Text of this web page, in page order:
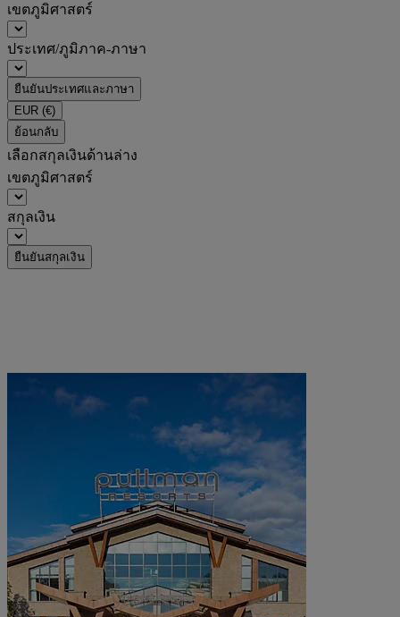
เขตภูมิศาสตร์
ประเทศ/ภูมิภาค-ภาษา
ยืนยันประเทศและภาษา
EUR (€)
ย้อนกลับ
เลือกสกุลเงินด้านล่าง
เขตภูมิศาสตร์
สกุลเงิน
ยืนยันสกุลเงิน